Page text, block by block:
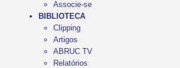
Associe-se
BIBLIOTECA
Clipping
Artigos
ABRUC TV
Relatórios